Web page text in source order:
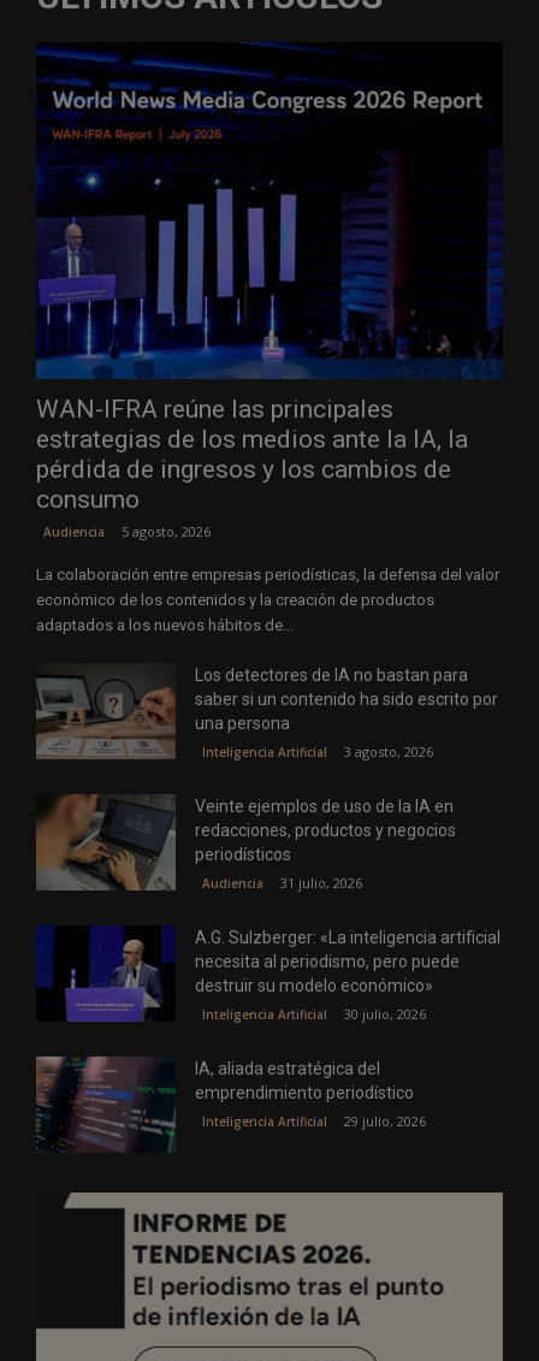
WAN-IFRA reúne las principales
estrategias de los medios ante la IA, la
pérdida de ingresos y los cambios de
consumo
Audiencia 5 agosto, 2026
La colaboración entre empresas periodísticas, la defensa del valor
económico de los contenidos y la creación de productos
adaptados a los nuevos hábitos de...
Los detectores de IA no bastan para
saber si un contenido ha sido escrito por
una persona
Inteligencia Artificial 3 agosto, 2026
Veinte ejemplos de uso de la IA en
redacciones, productos y negocios
periodísticos
Audiencia 31 julio, 2026
A.G. Sulzberger: «La inteligencia artificial
necesita al periodismo, pero puede
destruir su modelo económico»
Inteligencia Artificial 30 julio, 2026
IA, aliada estratégica del
emprendimiento periodístico
Inteligencia Artificial 29 julio, 2026